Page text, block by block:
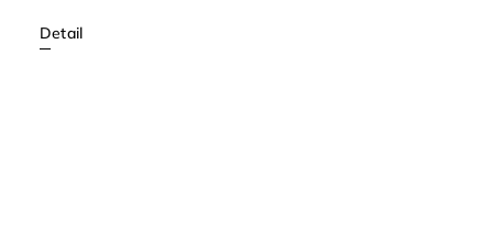
Detail